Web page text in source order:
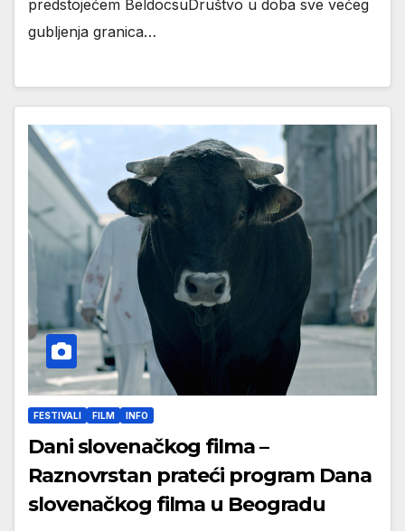
predstojećem BeldocsuDruštvo u doba sve većeg
gubljenja granica…
FESTIVALI FILM INFO
Dani slovenačkog filma –
Raznovrstan prateći program Dana
slovenačkog filma u Beogradu